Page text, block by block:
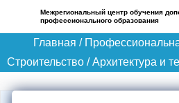
Межрегиональный центр обучения
профессионального образования
Главная /
Строительство /Архитектура и